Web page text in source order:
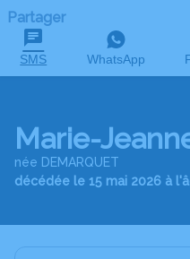
Partager
SMS WhatsApp
Marie-
née DEMARQUET
décédée le 15 mai 2026 à